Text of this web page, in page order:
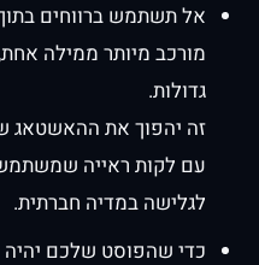
אל תשתמש ברווחים
מורכב מיותר ממילה
גדולות.
זה יהפוך את ההאשטאג
עם לקות ראייה
לגלישה במדיה חברתית.
כדי שהפוסט שלכם